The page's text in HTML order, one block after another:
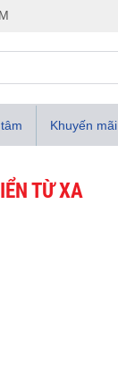
Khuyến mãi
TỪ XA